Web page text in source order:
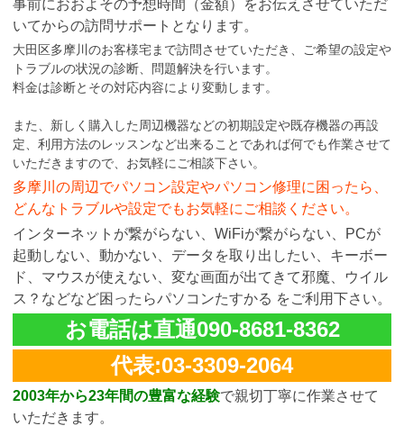
事前におおよその予想時間（金額）をお伝えさせていただ
いてからの訪問サポートとなります。
大田区多摩川のお客様宅まで訪問させていただき、ご希望の設定や
トラブルの状況の診断、問題解決を行います。
料金は診断とその対応内容により変動します。
また、新しく購入した周辺機器などの初期設定や既存機器の再設
定、利用方法のレッスンなど出来ることであれば何でも作業させて
いただきますので、お気軽にご相談下さい。
多摩川の周辺でパソコン設定やパソコン修理に困ったら、
どんなトラブルや設定でもお気軽にご相談ください。
インターネットが繋がらない、WiFiが繋がらない、PCが
起動しない、動かない、データを取り出したい、キーボー
ド、マウスが使えない、変な画面が出てきて邪魔、ウイル
ス？などなど困ったらパソコンたすかる をご利用下さい。
お電話は直通090-8681-8362
代表:03-3309-2064
2003年から23年間の豊富な経験で親切丁寧に作業させて
いただきます。